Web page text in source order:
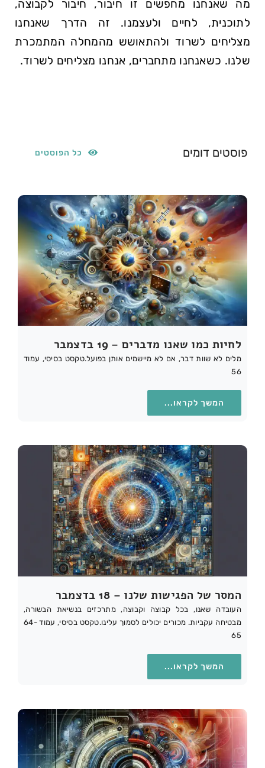
מה שאנחנו מחפשים זו חיבור, חיבור לקבוצה,
לתוכנית, לחיים ולעצמנו. זה הדרך שאנחנו
מצליחים לשרוד ולהתאושש מהמחלה המתמכרת
שלנו. כשאנחנו מתחברים, אנחנו מצליחים לשרוד.
פוסטים דומים כל הפוסטים
לחיות כמו שאנו מדברים – 19 בדצמבר
מלים לא שוות דבר, אם לא מיישמים אותן בפועל.טקסט בסיסי, עמוד
56
המשך לקראו...
המסר של הפגישות שלנו – 18 בדצמבר
העובדה שאנו, בכל קבוצה וקבוצה, מתרכזים בנשיאת הבשורה,
מבטיחה עקביות. מכורים יכולים לסמוך עלינו.טקסט בסיסי, עמוד 64-
65
המשך לקראו...